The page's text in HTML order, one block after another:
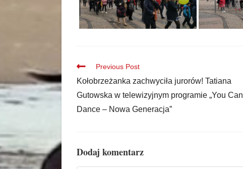
Previous Post
Kołobrzeżanka zachwyciła jurorów! Tatiana
Gutowska w telewizyjnym programie „You Can
Dance – Nowa Generacja”
Dodaj komentarz